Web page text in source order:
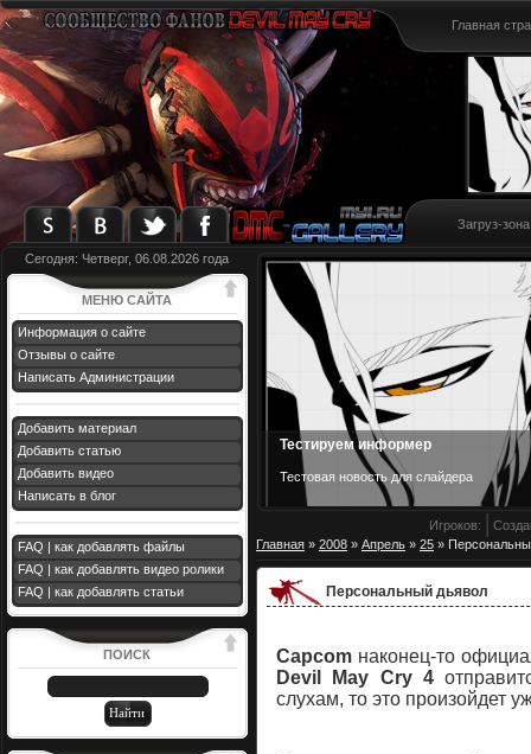
Главная
Загруз-зона
Тестируем информер
Тестовая новость для слайдера
Игроков:
Главная » 2008 » Апрель » 25 »
Персональный дьявол
Capcom наконец-то
Devil May Cry 4
слухам, то это произойдет
Сегодня: Четверг, 06.08.2026 года
МЕНЮ САЙТА
Информация о сайте
Отзывы о сайте
Написать Администрации
Добавить материал
Добавить статью
Добавить видео
Написать в блог
FAQ | как добавлять файлы
FAQ | как добавлять видео ролики
FAQ | как добавлять статьи
ПОИСК